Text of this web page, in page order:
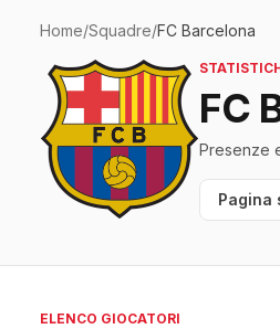
Home/Squadre/FC Barcelona
FC
Presenze
Pagina
ELENCO GIOCATORI